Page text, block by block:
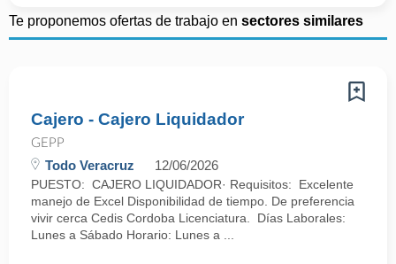
Te proponemos ofertas de trabajo en sectores similares
Cajero - Cajero Liquidador
GEPP
Todo Veracruz 12/06/2026
PUESTO: CAJERO LIQUIDADOR· Requisitos: Excelente
manejo de Excel Disponibilidad de tiempo. De preferencia
vivir cerca Cedis Cordoba Licenciatura. Días Laborales:
Lunes a Sábado Horario: Lunes a ...